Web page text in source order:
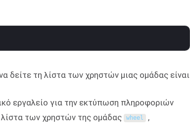
δείτε τη λίστα των χρηστών μιας ομάδας είναι
εργαλείο για την εκτύπωση πληροφοριών
λίστα των χρηστών της ομάδας wheel ,